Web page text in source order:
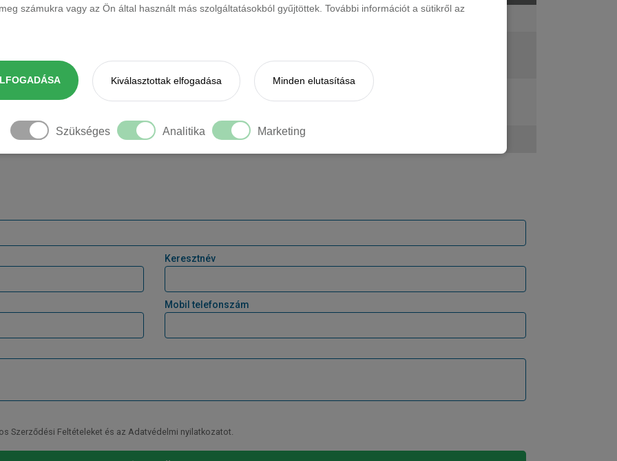
számukra vagy az Ön által használt más szolgáltatásokból gyűjtöttek. További információt a sütikről az
Kiválasztottak elfogadása Minden elutasítása
Szükséges Analitika Marketing
KÉSZLETEN PLUG IN
automata 22 449 000 Ft
A PLUG IN 150 LE plug-in hybrid automata 5 fő
Keresztnév
Mobil telefonszám
Szerződési Feltételeket és az Adatvédelmi nyilatkozatot.